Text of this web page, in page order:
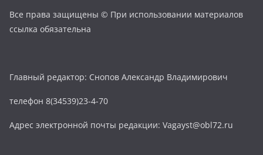
Все права защищены © При использовании материалов
ссылка обязательна
Главный редактор: Снопов Александр Владимирович
телефон 8(34539)23-4-70
Адрес электронной почты редакции: Vagayst@obl72.ru